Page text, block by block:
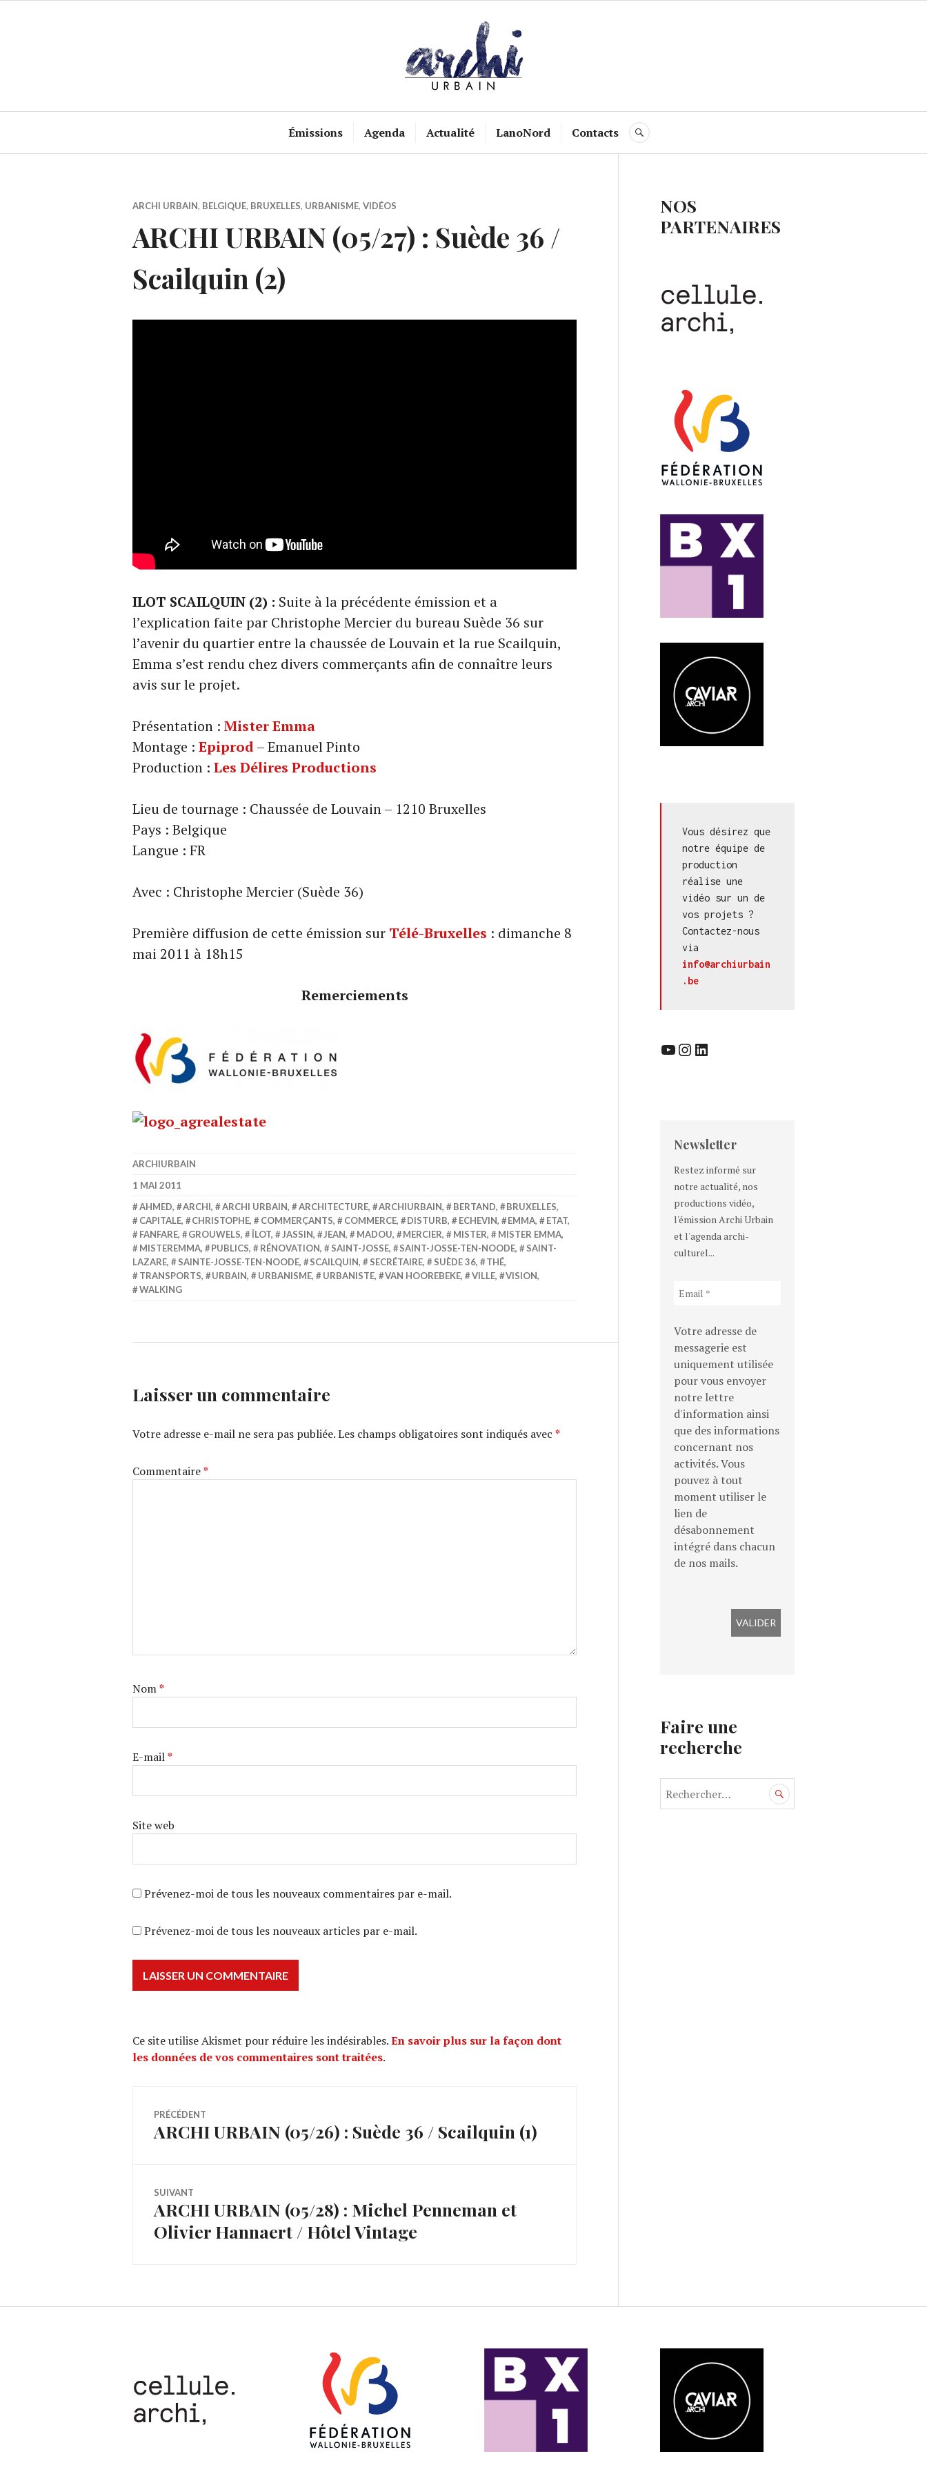
Émissions Agenda Actualité LanoNord Contacts RECHERCHE
ARCHI URBAIN, BELGIQUE, BRUXELLES, URBANISME, VIDÉOS
ARCHI URBAIN (05/27) : Suède 36 /
Scailquin (2)
ILOT SCAILQUIN (2) : Suite à la précédente émission et a
l’explication faite par Christophe Mercier du bureau Suède 36 sur
l’avenir du quartier entre la chaussée de Louvain et la rue Scailquin,
Emma s’est rendu chez divers commerçants afin de connaître leurs
avis sur le projet.
Présentation : Mister Emma
Montage : Epiprod– Emanuel Pinto
Production : Les Délires Productions
Lieu de tournage : Chaussée de Louvain – 1210 Bruxelles
Pays : Belgique
Langue : FR
Avec : Christophe Mercier (Suède 36)
Première diffusion de cette émission sur Télé-Bruxelles : dimanche 8
mai 2011 à 18h15
Remerciements
ARCHIURBAIN
1 MAI 2011
AHMED, ARCHI, ARCHI URBAIN, ARCHITECTURE, ARCHIURBAIN, BERTAND, BRUXELLES,
CAPITALE, CHRISTOPHE, COMMERÇANTS, COMMERCE, DISTURB, ECHEVIN, EMMA, ETAT,
FANFARE, GROUWELS, ÎLOT, JASSIN, JEAN, MADOU, MERCIER, MISTER, MISTER EMMA,
MISTEREMMA, PUBLICS, RÉNOVATION, SAINT-JOSSE, SAINT-JOSSE-TEN-NOODE,
SAINT-
LAZARE, SAINTE-JOSSE-TEN-NOODE, SCAILQUIN, SECRÉTAIRE, SUÈDE 36, THÉ,
TRANSPORTS, URBAIN, URBANISME, URBANISTE, VAN HOOREBEKE, VILLE, VISION,
WALKING
Laisser un commentaire
Votre adresse e-mail ne sera pas publiée.Les champs obligatoires sont indiqués avec *
Commentaire*
Nom*
E-mail*
Site web
Prévenez-moi de tous les nouveaux commentaires par e-mail.
Prévenez-moi de tous les nouveaux articles par e-mail.
Ce site utilise Akismet pour réduire les indésirables.En savoir plus sur la façon dont
les données de vos commentaires sont traitées.
Navigation
de
l’article
PRÉCÉDENT
Article
ARCHI URBAIN (05/26) : Suède 36 / Scailquin (1)
SUIVANT
Article
Suivant:
ARCHI URBAIN (05/28) : Michel Penneman et
Olivier Hannaert / Hôtel Vintage
NOS
PARTENAIRES
Vous désirez que
notre équipe de
production
réalise une
vidéo sur un de
vos projets ?
Contactez-nous
info@archiurbain
.be
YouTube InstagramLinkedIn
Newsletter
Restez informé sur
notre actualité, nos
productions vidéo,
l'émission Archi Urbain
et l'agenda archi-
culturel...
Votre adresse de
messagerie est
uniquement utilisée
pour vous envoyer
notre lettre
d'information ainsi
que des informations
concernant nos
activités. Vous
pouvez à tout
moment utiliser le
lien de
désabonnement
intégré dans chacun
de nos mails.
Faire une
recherche